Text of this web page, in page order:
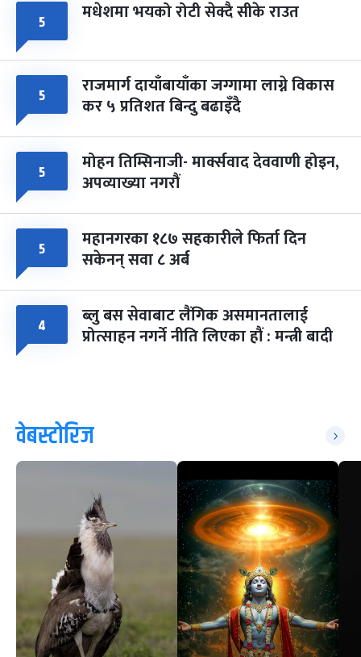
५ मधेशमा भयको रोटी सेक्दै सीके राउत
५ राजमार्ग दायाँबायाँका जग्गामा लाग्ने विकास
कर ५ प्रतिशत बिन्दु बढाइँदै
५ मोहन तिम्सिनाजी- मार्क्सवाद देववाणी होइन,
अपव्याख्या नगरौं
५ महानगरका १८७ सहकारीले फिर्ता दिन
सकेनन् सवा ८ अर्ब
४ ब्लु बस सेवाबाट लैंगिक असमानतालाई
प्रोत्साहन नगर्ने नीति लिएका हौं : मन्त्री बादी
वेबस्टोरिज